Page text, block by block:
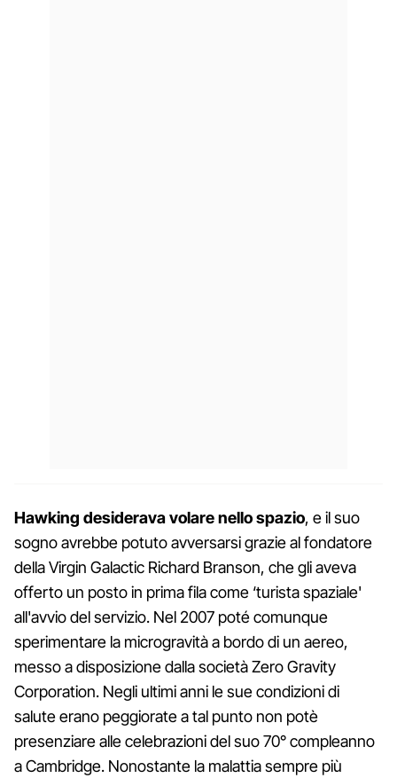
Hawking desiderava volare nello spazio, e il suo
sogno avrebbe potuto avversarsi grazie al fondatore
della Virgin Galactic Richard Branson, che gli aveva
offerto un posto in prima fila come ‘turista spaziale'
all'avvio del servizio. Nel 2007 poté comunque
sperimentare la microgravità a bordo di un aereo,
messo a disposizione dalla società Zero Gravity
Corporation. Negli ultimi anni le sue condizioni di
salute erano peggiorate a tal punto non potè
presenziare alle celebrazioni del suo 70° compleanno
a Cambridge. Nonostante la malattia sempre più